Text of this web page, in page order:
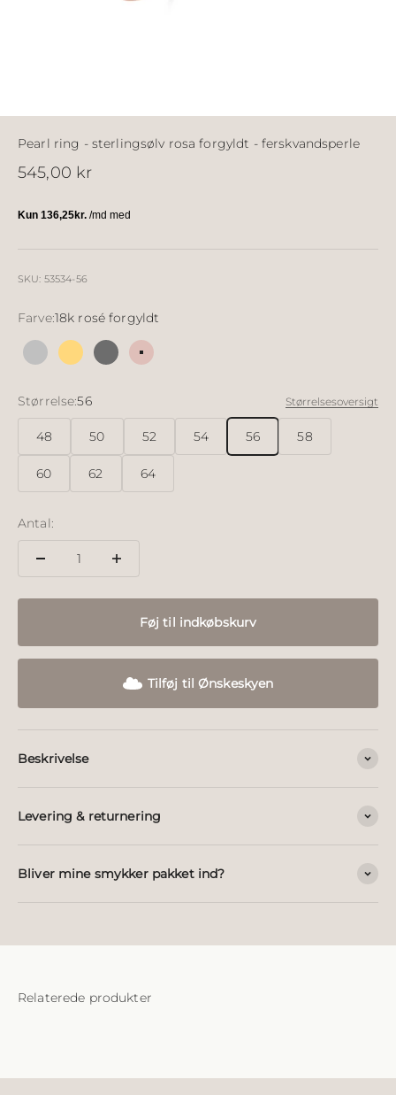
Pearl ring - sterlingsølv rosa forgyldt - ferskvandsperle
Salgspris
545,00 kr
SKU: 53534-56
Farve:18k rosé forgyldt
Sølv 18k forgyldt sølv
Sølv sort ruthineret
18k rosé forgyldt
Størrelse:56 Størrelsesoversigt
48 50 52 54 56 58
60 62 64
Antal:
Føj til indkøbskurv
Tilføj til Ønskeskyen
Beskrivelse
Levering & returnering
Bliver mine smykker pakket ind?